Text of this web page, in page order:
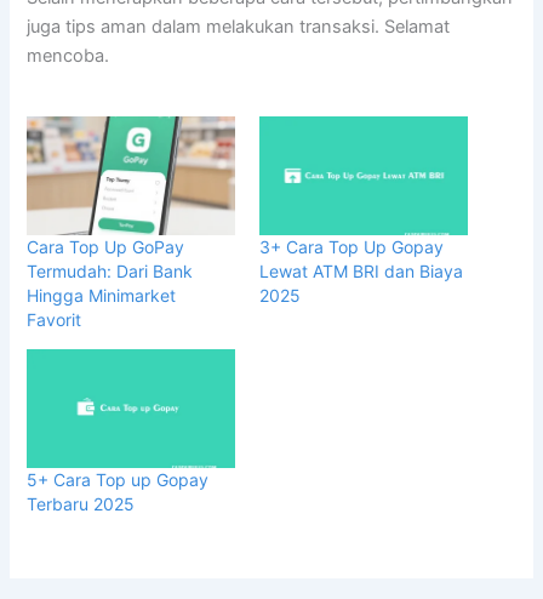
juga tips aman dalam melakukan transaksi. Selamat
mencoba.
Cara Top Up GoPay
Termudah: Dari Bank
Hingga Minimarket
Favorit
3+ Cara Top Up Gopay
Lewat ATM BRI dan Biaya
2025
5+ Cara Top up Gopay
Terbaru 2025